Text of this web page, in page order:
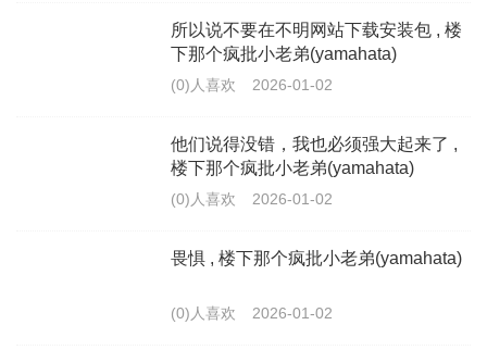
所以说不要在不明网站下载安装包 , 楼
下那个疯批小老弟(yamahata)
(0)人喜欢 2026-01-02
他们说得没错，我也必须强大起来了 ,
楼下那个疯批小老弟(yamahata)
(0)人喜欢 2026-01-02
畏惧 , 楼下那个疯批小老弟(yamahata)
(0)人喜欢 2026-01-02